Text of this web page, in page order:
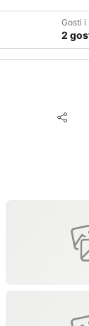
Gosti i
2
Deli